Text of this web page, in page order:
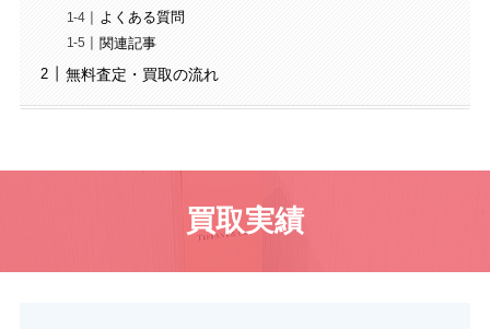
よくある質問
関連記事
無料査定・買取の流れ
買取実績